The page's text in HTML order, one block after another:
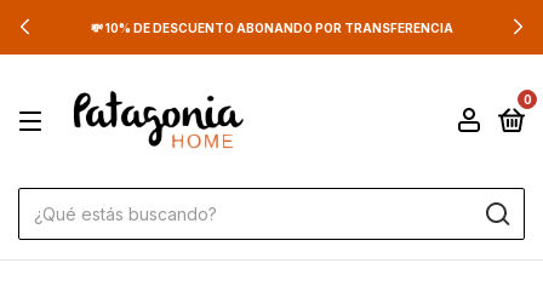
💸 10% DE DESCUENTO ABONANDO POR TRANSFERENCIA
0